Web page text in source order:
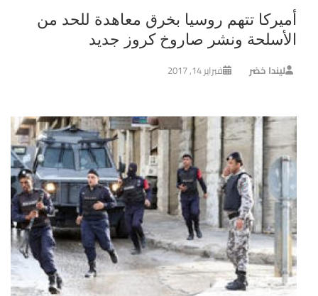
أميركا تتهم روسيا بخرق معاهدة للحد من
الأسلحة ونشر صاروخ كروز جديد
ليندا خضر فبراير 14, 2017